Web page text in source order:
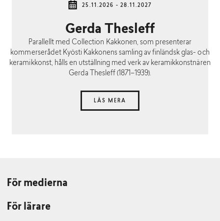
25.11.2026 - 28.11.2027
Gerda Thesleff
Parallellt med Collection Kakkonen, som presenterar
kommerserådet Kyösti Kakkonens samling av finländsk glas- och
keramikkonst, hålls en utställning med verk av keramikkonstnären
Gerda Thesleff (1871–1939).
LÄS MERA
För medierna
För lärare